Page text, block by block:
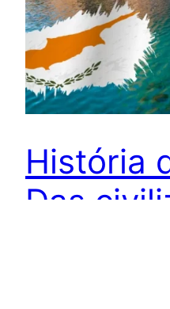
História
Das